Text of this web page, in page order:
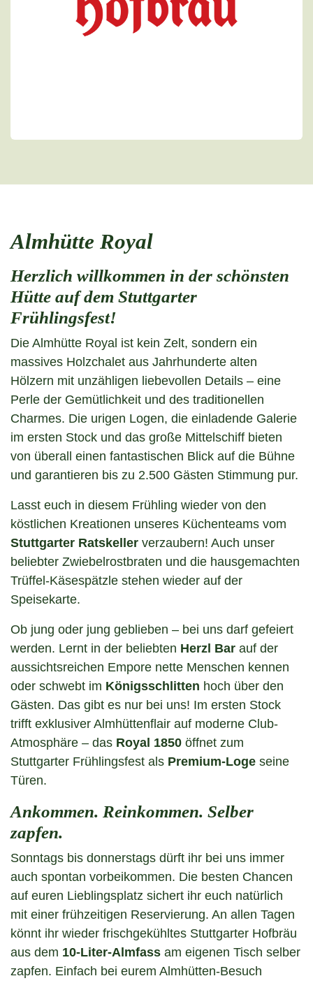
Almhütte Royal
Herzlich willkommen in der schönsten
Hütte auf dem Stuttgarter
Frühlingsfest!
Die Almhütte Royal ist kein Zelt, sondern ein
massives Holzchalet aus Jahrhunderte alten
Hölzern mit unzähligen liebevollen Details – eine
Perle der Gemütlichkeit und des traditionellen
Charmes. Die urigen Logen, die einladende Galerie
im ersten Stock und das große Mittelschiff bieten
von überall einen fantastischen Blick auf die Bühne
und garantieren bis zu 2.500 Gästen Stimmung pur.
Lasst euch in diesem Frühling wieder von den
köstlichen Kreationen unseres Küchenteams vom
Stuttgarter Ratskeller verzaubern! Auch unser
beliebter Zwiebelrostbraten und die hausgemachten
Trüffel-Käsespätzle stehen wieder auf der
Speisekarte.
Ob jung oder jung geblieben – bei uns darf gefeiert
werden. Lernt in der beliebten Herzl Bar auf der
aussichtsreichen Empore nette Menschen kennen
oder schwebt im Königsschlitten hoch über den
Gästen. Das gibt es nur bei uns! Im ersten Stock
trifft exklusiver Almhüttenflair auf moderne Club-
Atmosphäre – das Royal 1850 öffnet zum
Stuttgarter Frühlingsfest als Premium-Loge seine
Türen.
Ankommen. Reinkommen. Selber
zapfen.
Sonntags bis donnerstags dürft ihr bei uns immer
auch spontan vorbeikommen. Die besten Chancen
auf euren Lieblingsplatz sichert ihr euch natürlich
mit einer frühzeitigen Reservierung. An allen Tagen
könnt ihr wieder frischgekühltes Stuttgarter Hofbräu
aus dem 10-Liter-Almfass am eigenen Tisch selber
zapfen. Einfach bei eurem Almhütten-Besuch